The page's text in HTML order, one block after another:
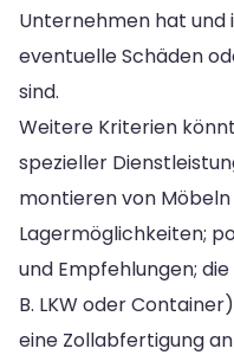
Unternehmen hat und
eventuelle Schäden
sind.
Weitere Kriterien
spezieller
montieren von
Lagermöglichkeiten;
und Empfehlungen;
B. LKW oder
eine Zollabfertigung